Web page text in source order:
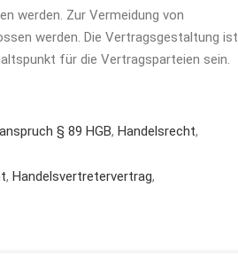
werden. Zur Vermeidung von
werden. Die Vertragsgestaltung ist
für die Vertragsparteien sein.
§ 89 HGB, Handelsrecht,
, Handelsvertretervertrag,